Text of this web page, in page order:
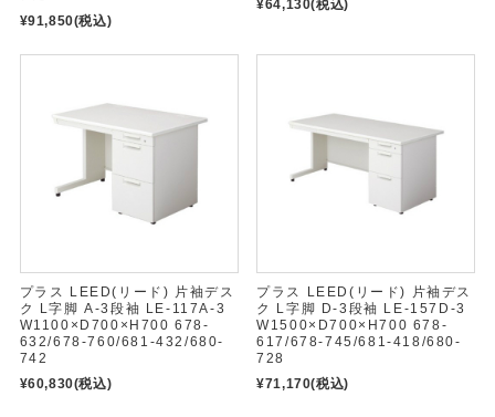
¥91,850(税込)
¥64,130(税込)
プラス LEED(リード) 片袖デス
ク L字脚 A-3段袖 LE-117A-3
W1100×D700×H700 678-
632/678-760/681-432/680-
742
¥60,830(税込)
プラス LEED(リード) 片袖デス
ク L字脚 D-3段袖 LE-157D-3
W1500×D700×H700 678-
617/678-745/681-418/680-
728
¥71,170(税込)